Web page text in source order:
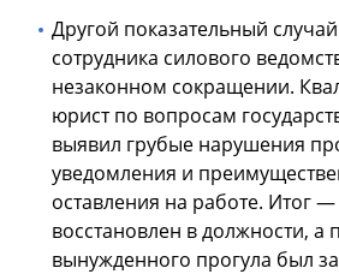
Другой показательный
сотрудника силового
незаконном сокращении.
юрист по вопросам
выявил грубые нарушения
уведомления и
оставления на работе. Итог
восстановлен в должности, а
вынужденного прогула был